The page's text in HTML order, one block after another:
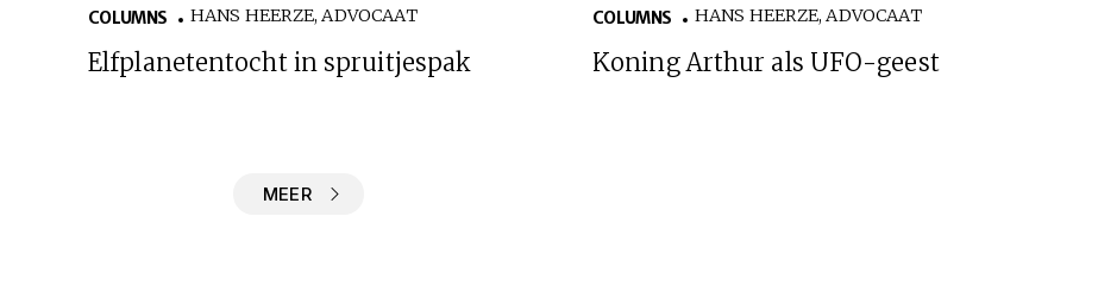
COLUMNS HANS HEERZE, ADVOCAAT
Elfplanetentocht in spruitjespak
COLUMNS HANS HEERZE, ADVOCAAT
Koning Arthur als UFO-geest
MEER